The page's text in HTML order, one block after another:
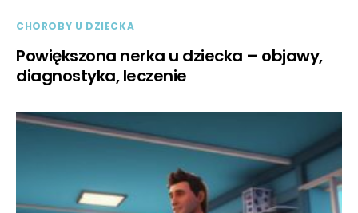
CHOROBY U DZIECKA
Powiększona nerka u dziecka – objawy,
diagnostyka, leczenie